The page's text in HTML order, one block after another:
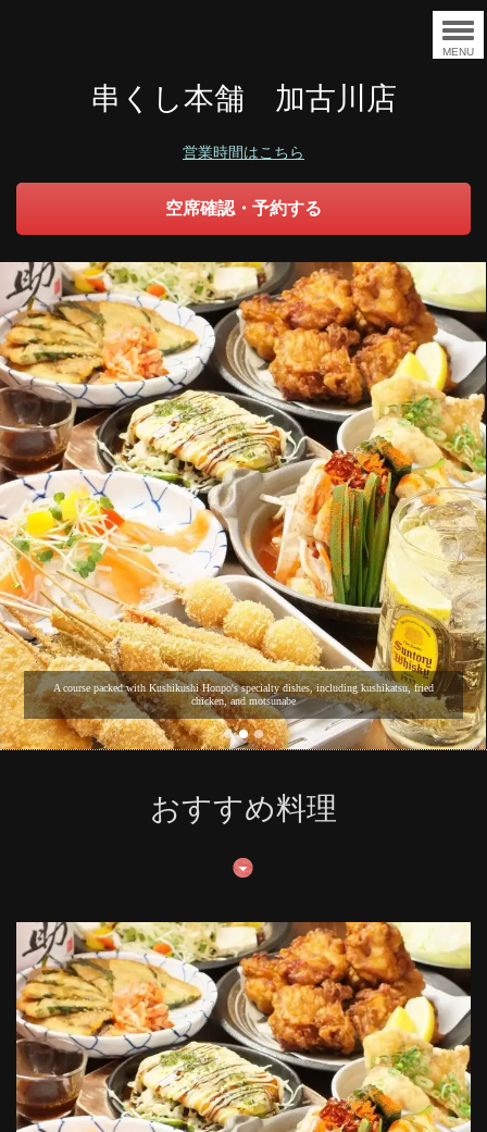
MENU
串くし本舗 加古川店
営業時間はこちら
空席確認・予約する
A course packed with Kushikushi Honpo's specialty dishes, including kushikatsu, fried
chicken, and motsunabe
おすすめ料理